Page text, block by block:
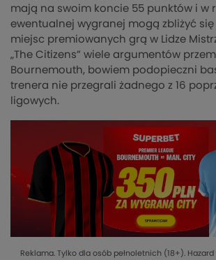
mają na swoim koncie 55 punktów i w
ewentualnej wygranej mogą zbliżyć
miejsc premiowanych grą w Lidze
„The Citizens” wiele argumentów
Bournemouth, bowiem podopieczni
trenera nie przegrali żadnego z 16
ligowych.
Reklama. Tylko dla osób pełnoletnich (18+).